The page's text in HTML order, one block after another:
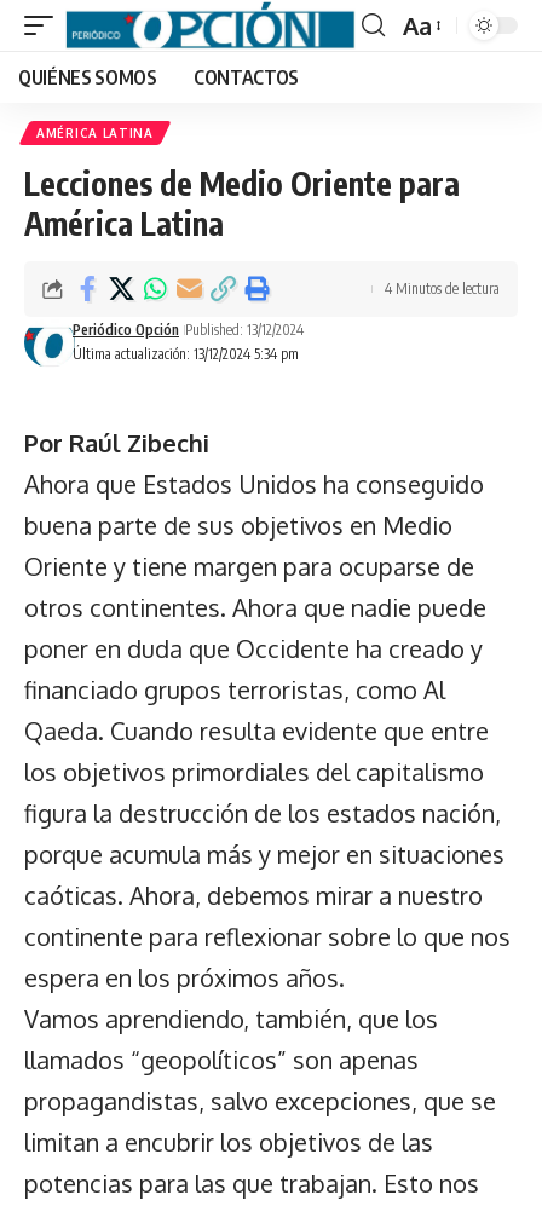
Font
Aa
QUIÉNES SOMOS CONTACTOS
AMÉRICA LATINA
Lecciones de Medio Oriente para
América Latina
Última actualización: 13/12/2024 5:34 pm
Periódico Opción Published: 13/12/2024
4 Minutos de lectura
Por Raúl Zibechi
Ahora que Estados Unidos ha conseguido
buena parte de sus objetivos en Medio
Oriente y tiene margen para ocuparse de
otros continentes. Ahora que nadie puede
poner en duda que Occidente ha creado y
financiado grupos terroristas, como Al
Qaeda. Cuando resulta evidente que entre
los objetivos primordiales del capitalismo
figura la destrucción de los estados nación,
porque acumula más y mejor en situaciones
caóticas. Ahora, debemos mirar a nuestro
continente para reflexionar sobre lo que nos
espera en los próximos años.
Vamos aprendiendo, también, que los
llamados “geopolíticos” son apenas
propagandistas, salvo excepciones, que se
limitan a encubrir los objetivos de las
potencias para las que trabajan. Esto nos